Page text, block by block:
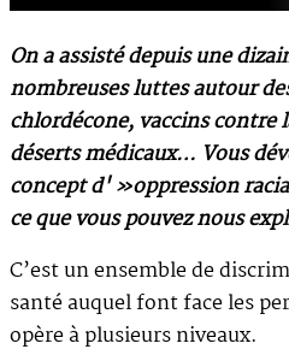
On a assisté depuis une
nombreuses luttes autour
chlordécone, vaccins contre
déserts médicaux… Vous
concept d' »oppression
ce que vous pouvez nous
C’est un ensemble de
santé auquel font face les
opère à plusieurs niveaux.